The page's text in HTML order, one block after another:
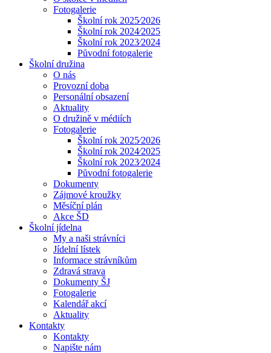
Fotogalerie
Školní rok 2025⁄2026
Školní rok 2024⁄2025
Školní rok 2023⁄2024
Původní fotogalerie
Školní družina
O nás
Provozní doba
Personální obsazení
Aktuality
O družině v médiích
Fotogalerie
Školní rok 2025⁄2026
Školní rok 2024⁄2025
Školní rok 2023⁄2024
Původní fotogalerie
Dokumenty
Zájmové kroužky
Měsíční plán
Akce ŠD
Školní jídelna
My a naši strávníci
Jídelní lístek
Informace strávníkům
Zdravá strava
Dokumenty ŠJ
Fotogalerie
Kalendář akcí
Aktuality
Kontakty
Kontakty
Napište nám